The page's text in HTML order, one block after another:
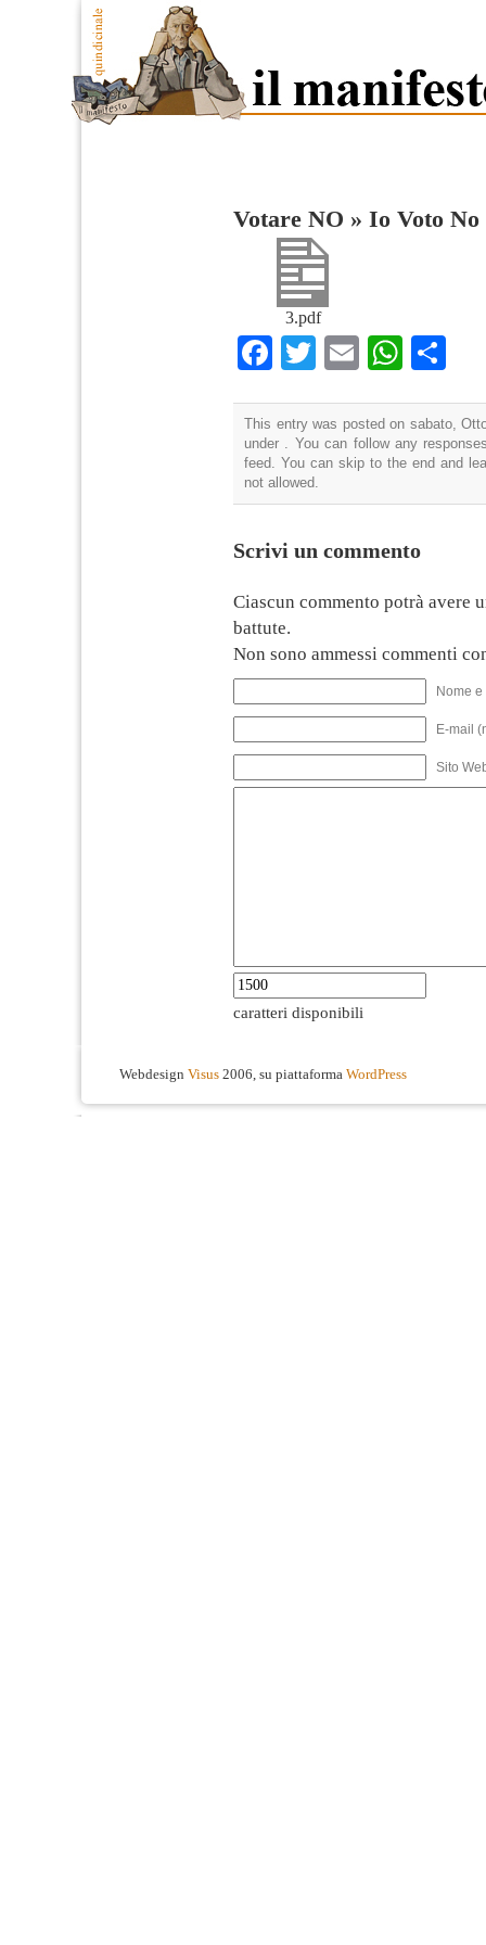
Votare NO » Io Voto No
3.pdf
Facebook
TwitterEmail
This entry was posted on sabato,
under . You can follow any
feed. You can skip to the end and
not allowed.
Scrivi un commento
Ciascun commento potrà avere
battute.
Non sono ammessi commenti
Nome
E-mail
Sito
caratteri disponibili
Webdesign Visus 2006, su piattaforma WordPress